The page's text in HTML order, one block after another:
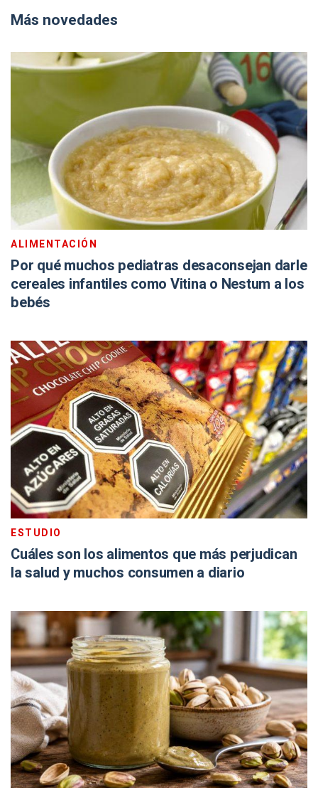
Más novedades
ALIMENTACIÓN
Por qué muchos pediatras desaconsejan darle
cereales infantiles como Vitina o Nestum a los
bebés
ESTUDIO
Cuáles son los alimentos que más perjudican
la salud y muchos consumen a diario